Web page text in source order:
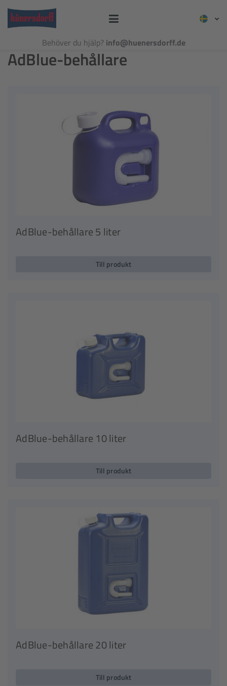
Behöver du hjälp? info@huenersdorff.de
AdBlue-behållare
AdBlue-behållare 5 liter
Till produkt
AdBlue-behållare 10 liter
Till produkt
AdBlue-behållare 20 liter
Till produkt